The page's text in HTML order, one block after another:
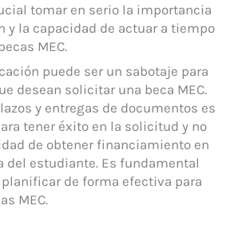
tomar en serio la importancia
y la capacidad de actuar a tiempo
MEC.
puede ser un sabotaje para
desean solicitar una beca MEC.
y entregas de documentos es
tener éxito en la solicitud y no
de obtener financiamiento en
del estudiante. Es fundamental
de forma efectiva para
MEC.